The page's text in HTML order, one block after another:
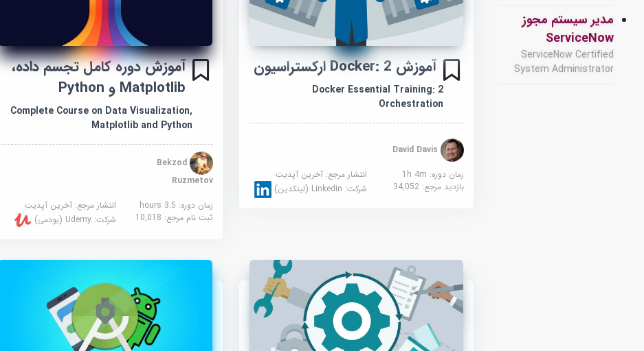
مدیر سیستم مجوز
ServiceNow
ServiceNow Certified
System Administrator
آموزش Docker: 2 ارکستراسیون
Docker Essential Training: 2
Orchestration
زمان دوره: 1h 4m
انتشار مرجع: آخرین آپدیت
بازدید مرجع: 34,052 شرکت: Linkedin (لینکدین)
آموزش دوره کامل تجسم داده،
Matplotlib و Python
Complete Course on Data Visualization,
Matplotlib and Python
Bekzod
Ruzmetov
زمان دوره: 3.5 hours
انتشار مرجع: آخرین آپدیت
ثبت نام مرجع: 10,018 شرکت: Udemy (یودمی)